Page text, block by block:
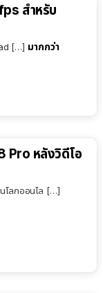
สำหรับ
[…] มากกว่า
Pro หลังวิดีโอ
โลกออนไล […]